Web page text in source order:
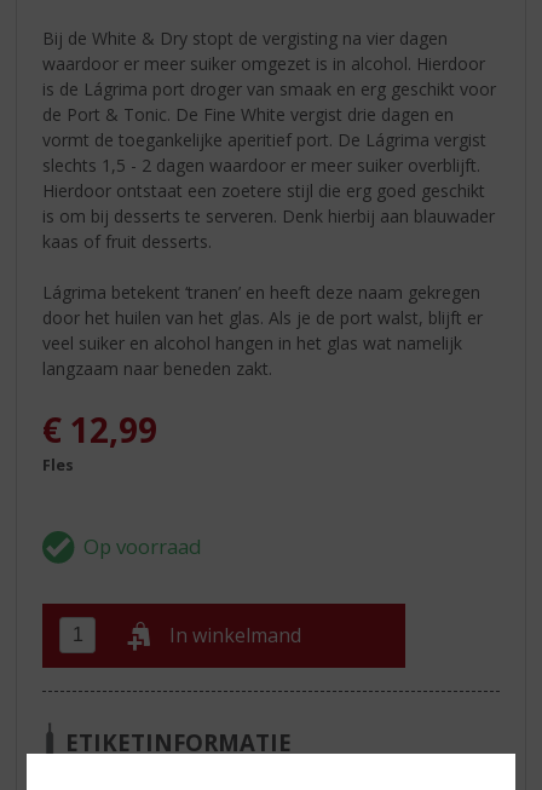
Bij de White & Dry stopt de vergisting na vier dagen
waardoor er meer suiker omgezet is in alcohol. Hierdoor
is de Lágrima port droger van smaak en erg geschikt voor
de Port & Tonic. De Fine White vergist drie dagen en
vormt de toegankelijke aperitief port. De Lágrima vergist
slechts 1,5 - 2 dagen waardoor er meer suiker overblijft.
Hierdoor ontstaat een zoetere stijl die erg goed geschikt
is om bij desserts te serveren. Denk hierbij aan blauwader
kaas of fruit desserts.
Lágrima betekent ‘tranen’ en heeft deze naam gekregen
door het huilen van het glas. Als je de port walst, blijft er
veel suiker en alcohol hangen in het glas wat namelijk
langzaam naar beneden zakt.
€ 12,99
Fles
In winkelmand
ETIKETINFORMATIE